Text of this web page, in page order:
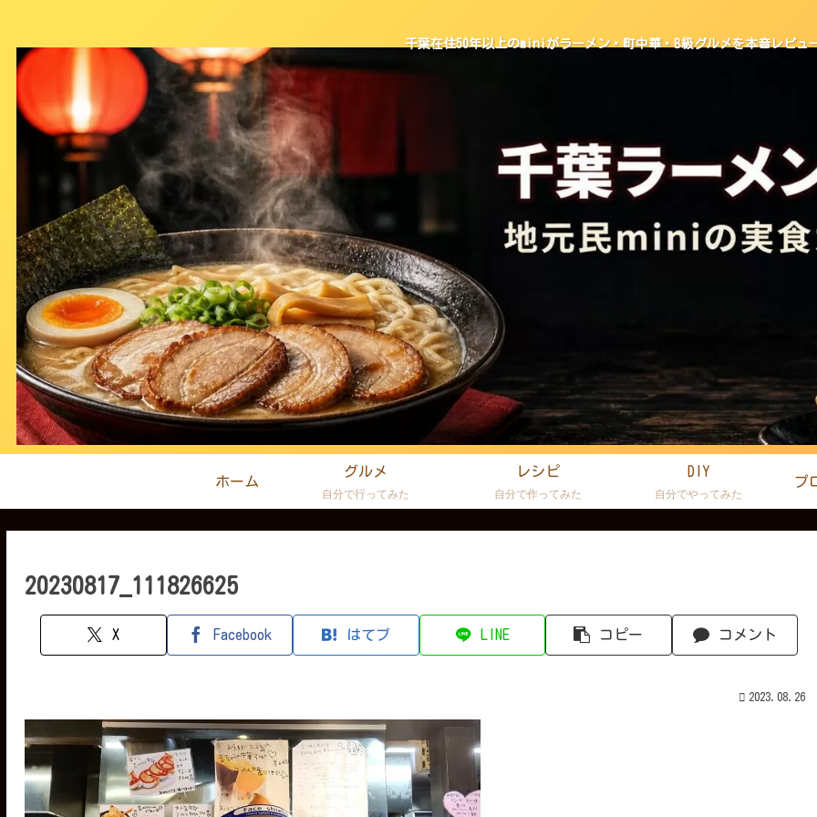
千葉在住50年以上のminiがラーメン・町中華・B級グルメを本音レビュ
ホーム
グルメ
自分で行ってみた
レシピ
自分で作ってみた
DIY
自分でやってみた
プ
20230817_111826625
X Facebook はてブ LINE コピー コメント
2023.08.26